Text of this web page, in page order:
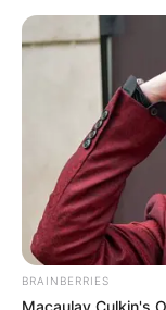
ΥΨΗΛΗ
BRAINBERRIES